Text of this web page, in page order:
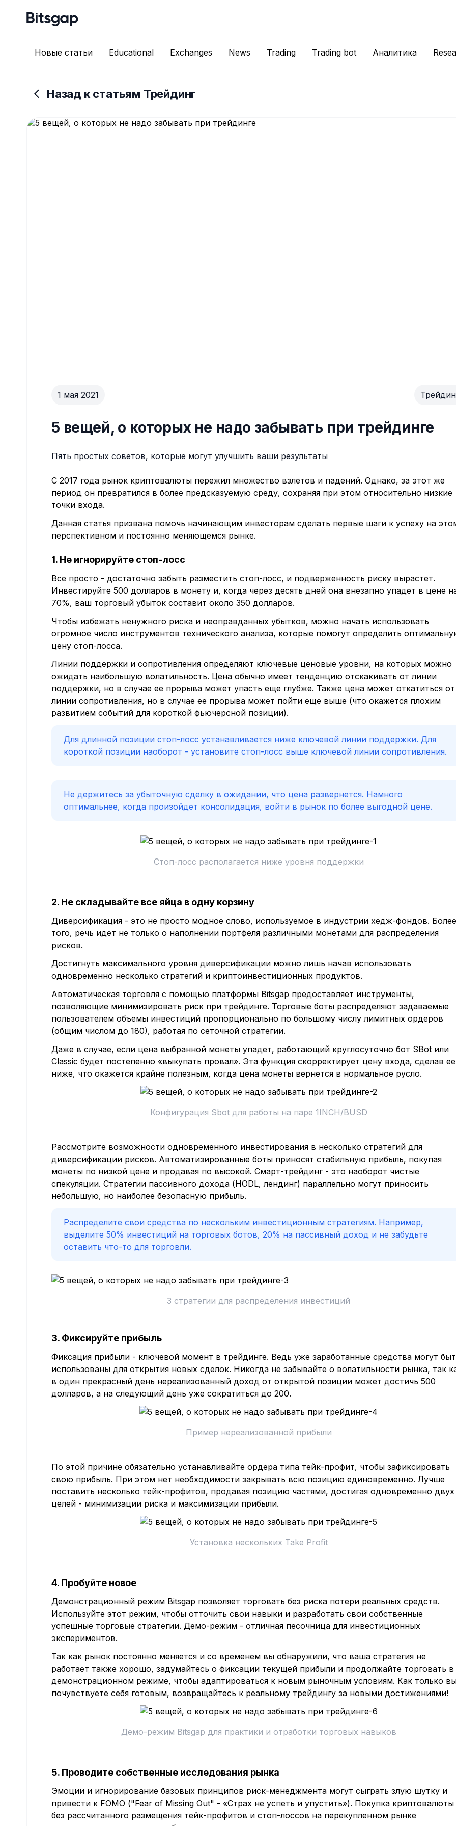
Новые статьи Educational Exchanges News Trading Trading bot Аналитика
Назад к статьям Трейдинг
1 мая 2021
5 вещей, о которых не надо забывать при трейдинге
Пять простых советов, которые могут улучшить ваши результаты
С 2017 года рынок криптовалюты пережил множество взлетов и падений. Однако, за этот же
период он превратился в более предсказуемую среду, сохраняя при этом относительно низкие
точки входа.
Данная статья призвана помочь начинающим инвесторам сделать первые шаги к успеху на
перспективном и постоянно меняющемся рынке.
1. Не игнорируйте стоп-лосс
Все просто - достаточно забыть разместить стоп-лосс, и подверженность риску вырастет.
Инвестируйте 500 долларов в монету и, когда через десять дней она внезапно упадет в цене
70%, ваш торговый убыток составит около 350 долларов.
Чтобы избежать ненужного риска и неоправданных убытков, можно начать использовать
огромное число инструментов технического анализа, которые помогут определить
цену стоп-лосса.
Линии поддержки и сопротивления определяют ключевые ценовые уровни, на которых можно
ожидать наибольшую волатильность. Цена обычно имеет тенденцию отскакивать от линии
поддержки, но в случае ее прорыва может упасть еще глубже. Также цена может откатиться от
линии сопротивления, но в случае ее прорыва может пойти еще выше (что окажется плохим
развитием событий для короткой фьючерсной позиции).
Для длинной позиции стоп-лосс устанавливается ниже ключевой линии поддержки. Для
короткой позиции наоборот - установите стоп-лосс выше ключевой линии сопротивления.
Не держитесь за убыточную сделку в ожидании, что цена развернется. Намного
оптимальнее, когда произойдет консолидация, войти в рынок по более выгодной цене.
Стоп-лосс располагается ниже уровня поддержки
2. Не складывайте все яйца в одну корзину
Диверсификация - это не просто модное слово, используемое в индустрии хедж-фондов. Более
того, речь идет не только о наполнении портфеля различными монетами для распределения
рисков.
Достигнуть максимального уровня диверсификации можно лишь начав использовать
одновременно несколько стратегий и криптоинвестиционных продуктов.
Автоматическая торговля с помощью платформы Bitsgap предоставляет инструменты,
позволяющие минимизировать риск при трейдинге. Торговые боты распределяют задаваемые
пользователем объемы инвестиций пропорционально по большому числу лимитных ордеров
(общим числом до 180), работая по сеточной стратегии.
Даже в случае, если цена выбранной монеты упадет, работающий круглосуточно бот SBot или
Classic будет постепенно «выкупать провал». Эта функция скорректирует цену входа, сделав ее
ниже, что окажется крайне полезным, когда цена монеты вернется в нормальное русло.
Конфигурация Sbot для работы на паре 1INCH/BUSD
Рассмотрите возможности одновременного инвестирования в несколько стратегий для
диверсификации рисков. Автоматизированные боты приносят стабильную прибыль, покупая
монеты по низкой цене и продавая по высокой. Смарт-трейдинг - это наоборот чистые
спекуляции. Стратегии пассивного дохода (HODL, лендинг) параллельно могут приносить
небольшую, но наиболее безопасную прибыль.
Распределите свои средства по нескольким инвестиционным стратегиям. Например,
выделите 50% инвестиций на торговых ботов, 20% на пассивный доход и не забудьте
оставить что-то для торговли.
3 стратегии для распределения инвестиций
3. Фиксируйте прибыль
Фиксация прибыли - ключевой момент в трейдинге. Ведь уже заработанные средства могут
использованы для открытия новых сделок. Никогда не забывайте о волатильности рынка, так
в один прекрасный день нереализованный доход от открытой позиции может достичь 500
долларов, а на следующий день уже сократиться до 200.
Пример нереализованной прибыли
По этой причине обязательно устанавливайте ордера типа тейк-профит, чтобы зафиксировать
свою прибыль. При этом нет необходимости закрывать всю позицию единовременно. Лучше
поставить несколько тейк-профитов, продавая позицию частями, достигая одновременно двух
целей - минимизации риска и максимизации прибыли.
Установка нескольких Take Profit
4. Пробуйте новое
Демонстрационный режим Bitsgap позволяет торговать без риска потери реальных средств.
Используйте этот режим, чтобы отточить свои навыки и разработать свои собственные
успешные торговые стратегии. Демо-режим - отличная песочница для инвестиционных
экспериментов.
Так как рынок постоянно меняется и со временем вы обнаружили, что ваша стратегия не
работает также хорошо, задумайтесь о фиксации текущей прибыли и продолжайте торговать в
демонстрационном режиме, чтобы адаптироваться к новым рыночным условиям. Как только
почувствуете себя готовым, возвращайтесь к реальному трейдингу за новыми достижениями!
Демо-режим Bitsgap для практики и отработки торговых навыков
5. Проводите собственные исследования рынка
Эмоции и игнорирование базовых принципов риск-менеджмента могут сыграть злую шутку и
привести к FOMO ("Fear of Missing Out" - «Страх не успеть и упустить»). Покупка криптовалюты
без рассчитанного размещения тейк-профитов и стоп-лоссов на перекупленном рынке